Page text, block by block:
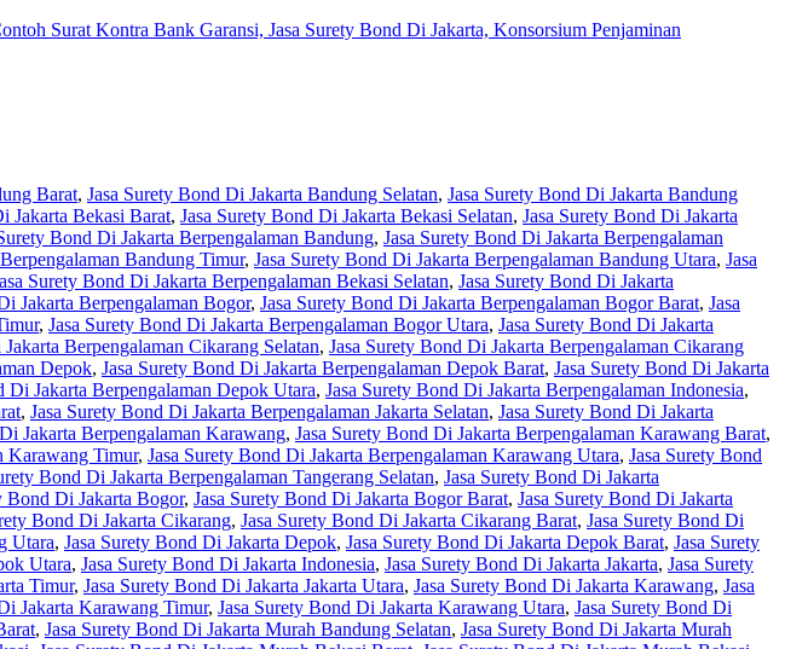
Barat, Jasa Surety Bond Di Jakarta Bandung Selatan, Jasa Surety Bond Di Jakarta Bandung
Jakarta Bekasi Barat, Jasa Surety Bond Di Jakarta Bekasi Selatan, Jasa Surety Bond Di Jakarta
Bond Di Jakarta Berpengalaman Bandung, Jasa Surety Bond Di Jakarta Berpengalaman
Bandung Timur, Jasa Surety Bond Di Jakarta Berpengalaman Bandung Utara, Jasa
Surety Bond Di Jakarta Berpengalaman Bekasi Selatan, Jasa Surety Bond Di Jakarta
Jakarta Berpengalaman Bogor, Jasa Surety Bond Di Jakarta Berpengalaman Bogor Barat, Jasa
, Jasa Surety Bond Di Jakarta Berpengalaman Bogor Utara, Jasa Surety Bond Di Jakarta
Berpengalaman Cikarang Selatan, Jasa Surety Bond Di Jakarta Berpengalaman Cikarang
Depok, Jasa Surety Bond Di Jakarta Berpengalaman Depok Barat, Jasa Surety Bond Di Jakarta
Di Jakarta Berpengalaman Depok Utara, Jasa Surety Bond Di Jakarta Berpengalaman Indonesia,
, Jasa Surety Bond Di Jakarta Berpengalaman Jakarta Selatan, Jasa Surety Bond Di Jakarta
Jakarta Berpengalaman Karawang, Jasa Surety Bond Di Jakarta Berpengalaman Karawang Barat,
Karawang Timur, Jasa Surety Bond Di Jakarta Berpengalaman Karawang Utara, Jasa Surety Bond
Bond Di Jakarta Berpengalaman Tangerang Selatan, Jasa Surety Bond Di Jakarta
Bond Di Jakarta Bogor, Jasa Surety Bond Di Jakarta Bogor Barat, Jasa Surety Bond Di Jakarta
Bond Di Jakarta Cikarang, Jasa Surety Bond Di Jakarta Cikarang Barat, Jasa Surety Bond Di
Utara, Jasa Surety Bond Di Jakarta Depok, Jasa Surety Bond Di Jakarta Depok Barat, Jasa Surety
Utara, Jasa Surety Bond Di Jakarta Indonesia, Jasa Surety Bond Di Jakarta Jakarta, Jasa Surety
Timur, Jasa Surety Bond Di Jakarta Jakarta Utara, Jasa Surety Bond Di Jakarta Karawang, Jasa
Jakarta Karawang Timur, Jasa Surety Bond Di Jakarta Karawang Utara, Jasa Surety Bond Di
, Jasa Surety Bond Di Jakarta Murah Bandung Selatan, Jasa Surety Bond Di Jakarta Murah